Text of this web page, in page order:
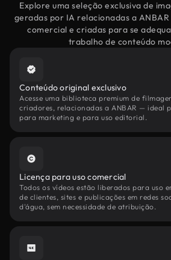
Explore uma seleção exclusiva de
geradas por IA relacionadas a
comercial e criadas para se
trabalho de conteúdo
Conteúdo original exclusivo
Acesse uma biblioteca premium de
criadores, relacionadas a ANBAR — ideal
para marketing e para uso editorial.
Licença para uso comercial
Todos os vídeos estão liberados para uso
de clientes, sites e publicações em redes
d'água, sem necessidade de atribuição.